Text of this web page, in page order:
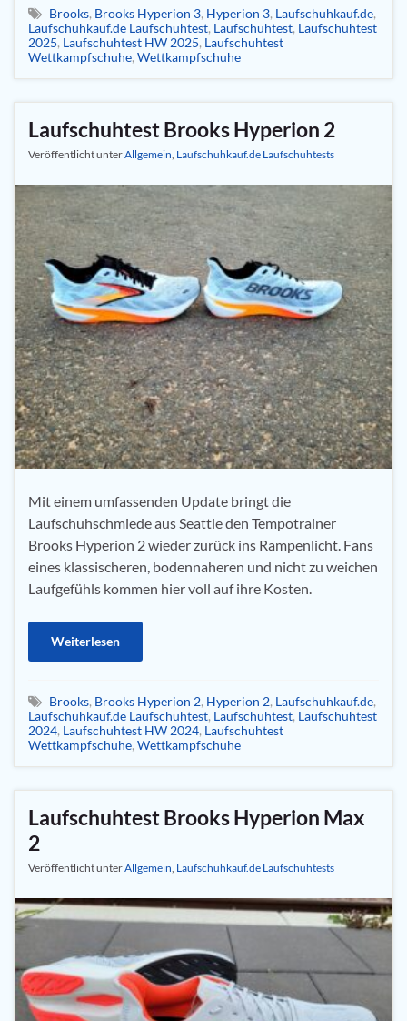
Brooks, Brooks Hyperion 3, Hyperion 3, Laufschuhkauf.de,
Laufschuhkauf.de Laufschuhtest, Laufschuhtest, Laufschuhtest
2025, Laufschuhtest HW 2025, Laufschuhtest
Wettkampfschuhe, Wettkampfschuhe
Laufschuhtest Brooks Hyperion 2
Veröffentlicht unterAllgemein Laufschuhkauf.de Laufschuhtests
Mit einem umfassenden Update bringt die
Laufschuhschmiede aus Seattle den Tempotrainer
Brooks Hyperion 2 wieder zurück ins Rampenlicht. Fans
eines klassischeren, bodennaheren und nicht zu weichen
Laufgefühls kommen hier voll auf ihre Kosten.
Weiterlesen
Brooks, Brooks Hyperion 2, Hyperion 2, Laufschuhkauf.de,
Laufschuhkauf.de Laufschuhtest, Laufschuhtest, Laufschuhtest
2024, Laufschuhtest HW 2024, Laufschuhtest
Wettkampfschuhe, Wettkampfschuhe
Laufschuhtest Brooks Hyperion Max
2
Veröffentlicht unterAllgemein Laufschuhkauf.de Laufschuhtests